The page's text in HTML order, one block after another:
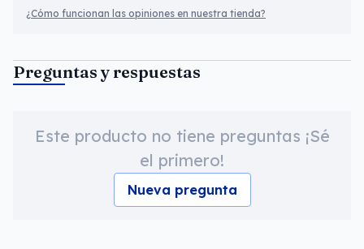
¿Cómo funcionan las opiniones en nuestra tienda?
Preguntas y respuestas
Este producto no tiene preguntas ¡Sé
el primero!
Nueva pregunta